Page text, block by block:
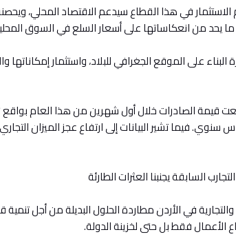
الاستثمار في هذا القطاع سيدعم الاقتصاد المحلي،
ما يحد من انعكاساتها على أسعار السلع في السوق
على الموقع الجغرافي للبلاد، واستثمار
السابقة يجنبنا العثرات الطارئة
في الأردن مطاردة الحلول البديلة من أجل تنمية
فقط بل حتى لخزينة الدولة.